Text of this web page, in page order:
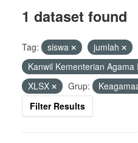
1 dataset found
Tag: siswa jumlah
Kanwil Kementerian Agama
XLSX
Grup:
Filter Results